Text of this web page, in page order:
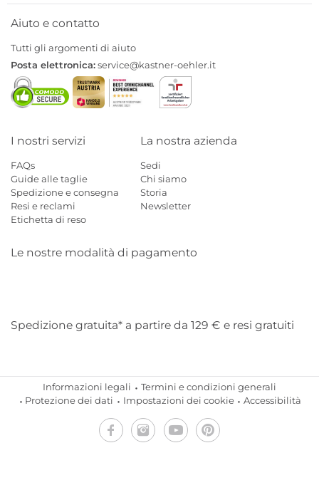
Aiuto e contatto
Tutti gli argomenti di aiuto
Posta elettronica:service@kastner-oehler.it
I nostri servizi
FAQs
Guide alle taglie
Spedizione e consegna
Resi e reclami
Etichetta di reso
La nostra azienda
Sedi
Chi siamo
Storia
Newsletter
Le nostre modalità di pagamento
Spedizione gratuita* a partire da 129 € e resi gratuiti
Informazioni legali
Termini e condizioni generali
Protezione dei dati
Impostazioni dei cookie Accessibilità